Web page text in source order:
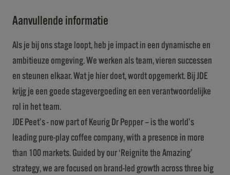
Aanvullende informatie
Als je bij ons stage loopt, heb je impact in een dynamische en
ambitieuze omgeving. We werken als team, vieren successen
en steunen elkaar. Wat je hier doet, wordt opgemerkt. Bij JDE
krijg je een goede stagevergoeding en een verantwoordelijke
rol in het team.
JDE Peet’s - now part of Keurig Dr Pepper – is the world’s
leading pure-play coffee company, with a presence in more
than 100 markets. Guided by our ‘Reignite the Amazing’
strategy, we are focused on brand-led growth across three big